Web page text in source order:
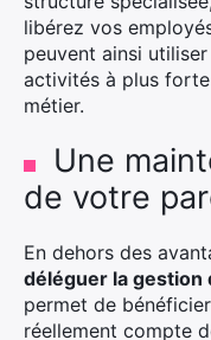
libérez vos
peuvent ainsi
activités à plus
métier.
Une
de votre
En dehors des
déléguer la gestion
permet de
réellement compte